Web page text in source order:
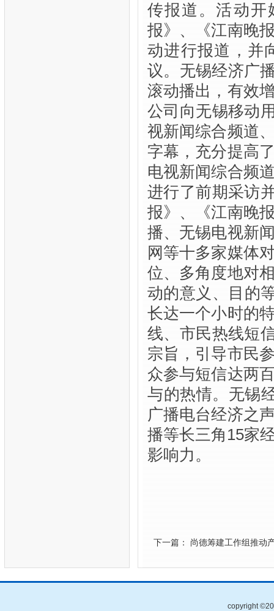
传报道。活动开
报》、《江南晚
动进行报道，并
议。无锡经济广
滚动播出，有效
公司向无锡移动
视新闻综合频道
字幕，充分提高
电视新闻综合频
进行了前期采访
报》、《江南晚
播、无锡电视新
网等十多家媒体
位、多角度地对
动的意义、目的
长达一个小时的
线、市民热线短
宗旨，引导市民
众参与短信达两
与的热情。无锡
广播电台经济之
播等长三角15家
影响力。
下一篇： 尚德筹建工作组推动
copyright